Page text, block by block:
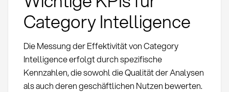
Category Intelligence
Die Messung der Effektivität von Category
Intelligence erfolgt durch spezifische
Kennzahlen, die sowohl die Qualität der Analysen
als auch deren geschäftlichen Nutzen bewerten.